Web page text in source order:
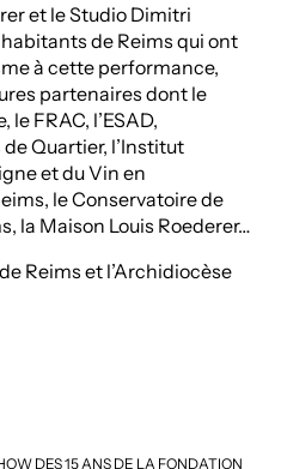
et le Studio Dimitri
de Reims qui ont
à cette performance,
partenaires dont le
FRAC, l’ESAD,
Quartier, l’Institut
et du Vin en
le Conservatoire de
la Maison Louis Roederer…
Reims et l’Archidiocèse
DES 15 ANS DE LA FONDATION